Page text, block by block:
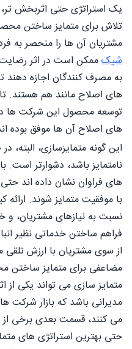
یک استراتژی حتی اثربخش تر،
تلاش برای متمایز ساختن
مشتریان آن ها را منحصر به
شیکممکن است در اثر
به مصرف کنندگان اجازه دهند
های اصلاح مانند هم هستند.
توسعه محصول این شرکت ها در
های اصلاح آن ها موفق بوده
این گونه متمایزسازی، البته،
نامتمایز باشد، دشوارتر است.
های فراوان نشان داده اند
با موفقیت متمایز شوند.
نسبت به نیازهای مشتریان،
فراهم ساختن خدماتی نظیر
از سوی مشتریان با ارزش
مضاعفی برای متمایز ساختن
متمایز سازی می تواند یکی از
مدیرانی باشد که بازار شرکت
می کنند، قسمت بعدی برخی
حتی بهترین استراتژی های